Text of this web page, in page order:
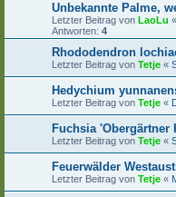
Unbekannte Palme,
Letzter Beitrag von LaoLu «
Antworten: 4
Rhododendron
Letzter Beitrag von Tetje «
Hedychium
Letzter Beitrag von Tetje «
Fuchsia
Letzter Beitrag von Tetje «
Feuerwälder
Letzter Beitrag von Tetje «